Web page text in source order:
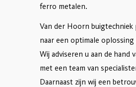
ferro metalen.
Van der Hoorn
naar een optimale
Wij adviseren u aan de
met een team van
Daarnaast zijn wij een